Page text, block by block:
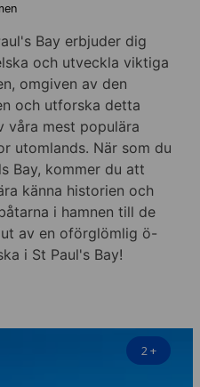
Bay erbjuder dig
och utveckla viktiga
omgiven av den
och utforska detta
våra mest populära
utomlands. När som du
Bay, kommer du att
känna historien och
i hamnen till de
av en oförglömlig ö-
i St Paul's Bay!
2+